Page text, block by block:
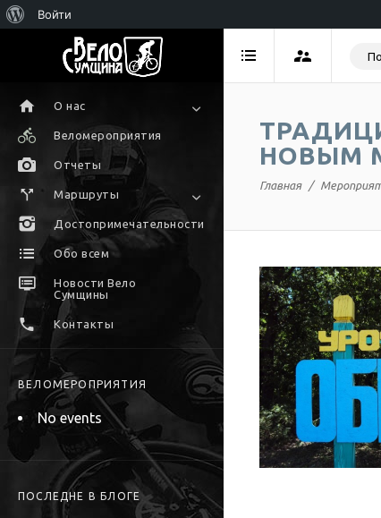
О нас
Веломероприятия
Отчеты
Маршруты
Достопримечательности
Обо всем
Новости Вело
Сумщины
Контакты
ВЕЛОМЕРОПРИЯТИЯ
No events
ПОСЛЕДНЕ В БЛОГЕ
НОВЫМ
Главная
Войти